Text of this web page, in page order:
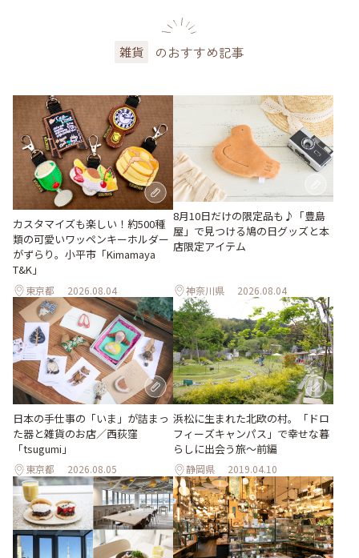
雑貨 のおすすめ記事
カスタマイズも楽しい！約500種
類の可愛いワッペンキーホルダー
がずらり。小平市「Kimamaya
T&K」
東京都 2026.08.04
8月10日だけの限定品も♪「豊島
屋」で見つける鳩の日グッズと本
店限定アイテム
神奈川県 2026.08.04
日本の手仕事の「いま」が詰まっ
た器と雑貨のお店／西荻窪
「tsugumi」
東京都 2026.08.05
浜松に生まれた北欧の村。「ドロ
フィーズキャンパス」で幸せな暮
らしに出会う旅～前編
静岡県 2019.04.10